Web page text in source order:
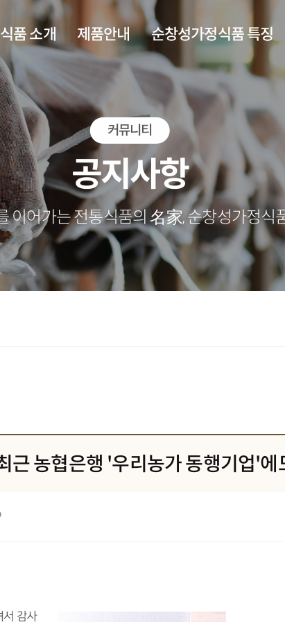
품 소개
개
혁
는길
제품안내
주요제품 소개
제조공정 설비
순창성가정식품 특징
순창성가정식품 제품 특징
인증 및 수상
커뮤니티
공지사항
이어가는 전통식품의 名家, 순창성가정식
근 농협은행 '우리농가 동행기업'에